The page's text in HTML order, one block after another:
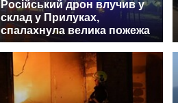
Російський дрон влучив у
склад у Прилуках,
спалахнула велика пожежа